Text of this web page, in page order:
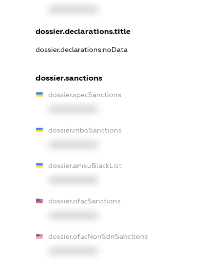
dossier.declarations.title
dossier.declarations.noData
dossier.sanctions
dossier.specSanctions
dossier.rnboSanctions
dossier.amkuBlackList
dossier.ofacSanctions
dossier.ofacNonSdnSanctions